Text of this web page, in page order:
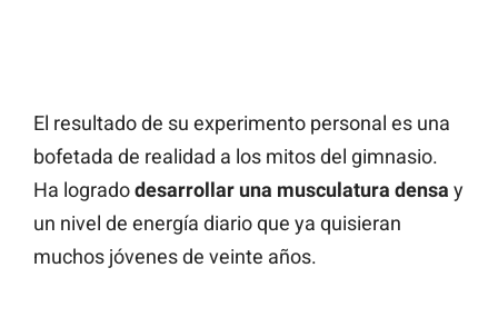
El resultado de su experimento personal es una
bofetada de realidad a los mitos del gimnasio.
Ha logradodesarrollar una musculatura densa y
un nivel de energía diario que ya quisieran
muchos jóvenes de veinte años.